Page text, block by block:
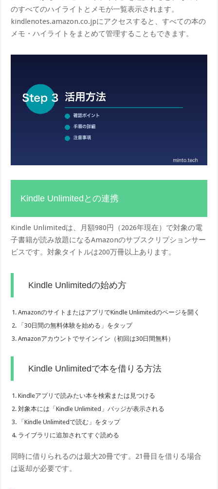
のすべてのハイライトとメモが一覧表示されます。
kindlenotes.amazon.co.jpにアクセスすると、すべての本の
メモ・ハイライトをまとめて管理することもできます。
Kindle Unlimitedとの連携
Kindle Unlimitedは、月額980円（2026年現在）で対象の電
子書籍が読み放題になるAmazonのサブスクリプションサー
ビスです。対象タイトルは200万冊以上あります。
Kindle Unlimitedの始め方
AmazonのサイトまたはアプリでKindle Unlimitedのページを開く
「30日間の無料体験を始める」をタップ
Amazonアカウントでサインイン（初回は30日間無料）
Kindle Unlimitedで本を借りる方法
Kindleアプリで読みたい本を検索または見つける
対象本には「Kindle Unlimited」バッジが表示される
「Kindle Unlimitedで読む」をタップ
ライブラリに追加されてすぐ読める
同時に借りられるのは最大20冊です。21冊目を借りる場合
は返却が必要です。